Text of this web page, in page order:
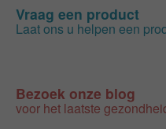
Vraag een product
Laat ons u helpen een
Bezoek onze blog
voor het laatste